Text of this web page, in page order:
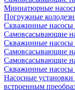
Миниатюрные
Погружные
Скважинные насосы
Самовсасывающие
Скважинные насосы
Самовсасывающие
Самовсасывающие
Скважинные насосы
Насосные
встроенным